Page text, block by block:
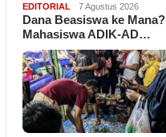
EDITORIAL 7 Agustus 2026
Dana Beasiswa ke Mana?
Mahasiswa ADIK-AD…